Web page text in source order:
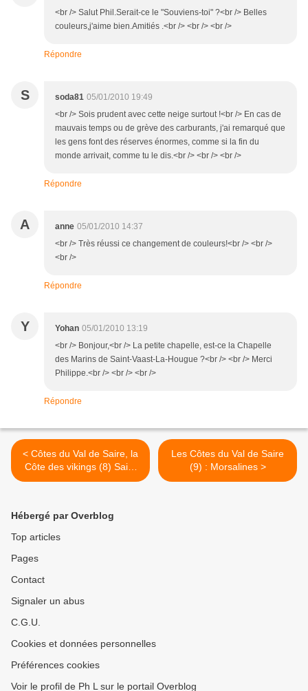
<br /> Salut Phil.Serait-ce le "Souviens-toi" ?<br /> Belles
couleurs,j'aime bien.Amitiés .<br /> <br /> <br />
Répondre
S soda81 05/01/2010 19:49
<br /> Sois prudent avec cette neige surtout !<br /> En cas de
mauvais temps ou de grève des carburants, j'ai remarqué que
les gens font des réserves énormes, comme si la fin du
monde arrivait, comme tu le dis.<br /> <br /> <br />
Répondre
A anne 05/01/2010 14:37
<br /> Très réussi ce changement de couleurs!<br /> <br />
<br />
Répondre
Y Yohan 05/01/2010 13:19
<br /> Bonjour,<br /> La petite chapelle, est-ce la Chapelle
des Marins de Saint-Vaast-La-Hougue ?<br /> <br /> Merci
Philippe.<br /> <br /> <br />
Répondre
< Côtes du Val de Saire, la
Côte des vikings (8) Saint
Vaast la Hougue
Les Côtes du Val de Saire
(9) : Morsalines >
Hébergé par Overblog
Top articles
Pages
Contact
Signaler un abus
C.G.U.
Cookies et données personnelles
Préférences cookies
Voir le profil de Ph L sur le portail Overblog